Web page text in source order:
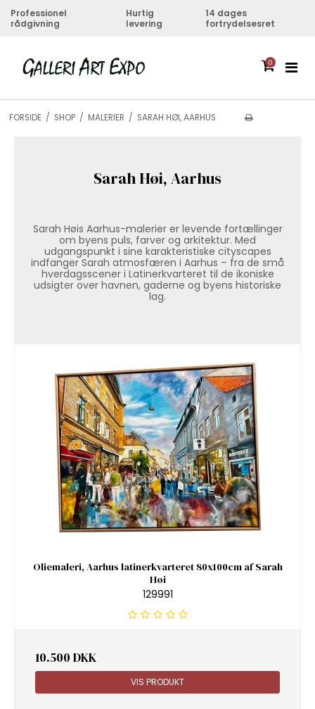
Professionel
rådgivning
Hurtig
levering
14 dages
fortrydelsesret
0
FORSIDE / SHOP / MALERIER / SARAH HØI, AARHUS
Sarah Høi, Aarhus
Sarah Høis Aarhus-malerier er levende fortællinger
om byens puls, farver og arkitektur. Med
udgangspunkt i sine karakteristiske cityscapes
indfanger Sarah atmosfæren i Aarhus – fra de små
hverdagsscener i Latinerkvarteret til de ikoniske
udsigter over havnen, gaderne og byens historiske
lag.
Oliemaleri, Aarhus latinerkvarteret 80x100cm af Sarah
Høi
129991
10.500 DKK
VIS PRODUKT